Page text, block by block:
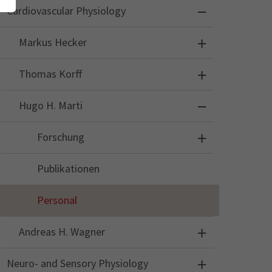
Cardiovascular Physiology
Markus Hecker
Thomas Korff
Hugo H. Marti
Forschung
Publikationen
Personal
Andreas H. Wagner
Neuro- and Sensory Physiology